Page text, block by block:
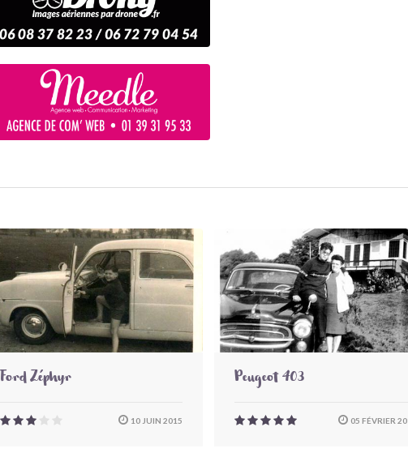
Ford Zéphyr
10 JUIN 2015
Peugeot 403
05 FÉVRIER